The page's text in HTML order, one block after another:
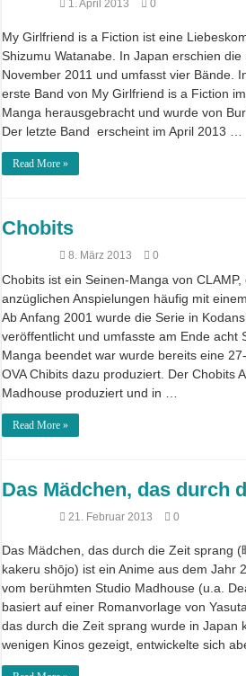
1. April 2013 0
My Girlfriend is a Fiction ist eine
Shizumu Watanabe. In Japan erschien
November 2011 und umfasst vier Bände.
erste Band von My Girlfriend is a Fiction
Manga herausgebracht und wurde von
Der letzte Band erscheint im April 2013 …
Read More »
Chobits
8. März 2013 0
Chobits ist ein Seinen-Manga von
anzüglichen Anspielungen häufig mit
Ab Anfang 2001 wurde die Serie in
veröffentlicht und umfasste am Ende acht
Manga beendet war wurde bereits eine
OVA Chibits dazu produziert. Der Chobits
Madhouse produziert und in …
Read More »
Das Mädchen, das durch
21. Februar 2013 0
Das Mädchen, das durch die Zeit sprang (
kakeru shōjo) ist ein Anime aus dem Jahr
vom berühmten Studio Madhouse (u.a.
basiert auf einer Romanvorlage von
das durch die Zeit sprang wurde in Japan
wenigen Kinos gezeigt, entwickelte sich